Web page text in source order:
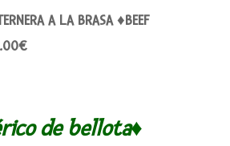
A LA BRASA ♦BEEF
de bellota♦